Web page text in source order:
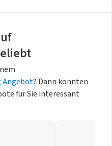
Angebot? Dann könnten
für Sie interessant